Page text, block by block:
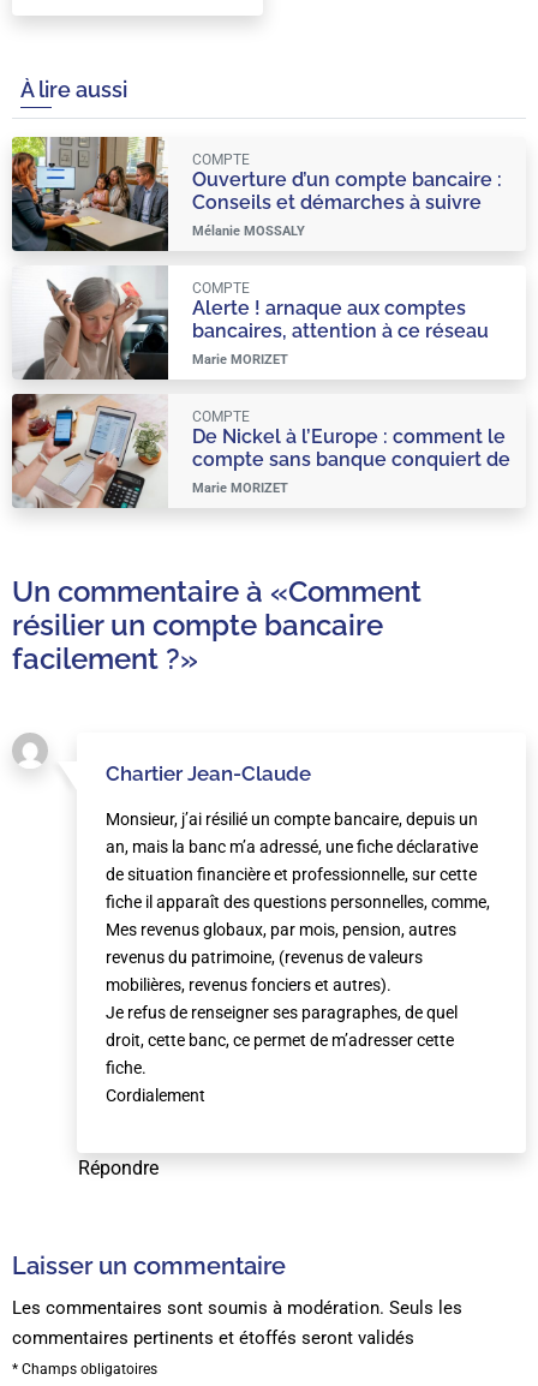
À lire aussi
Ouverture d’un compte bancaire :
Conseils et démarches à suivre
COMPTE
Mélanie MOSSALY
Alerte ! arnaque aux comptes
bancaires, attention à ce réseau
organisé et très viral
COMPTE
Marie MORIZET
De Nickel à l’Europe : comment le
compte sans banque conquiert de
nouveaux horizons en France !
COMPTE
Marie MORIZET
Un commentaire à «Comment
résilier un compte bancaire
facilement ?»
Chartier Jean-Claude
Monsieur, j’ai résilié un compte bancaire, depuis un
an, mais la banc m’a adressé, une fiche déclarative
de situation financière et professionnelle, sur cette
fiche il apparaît des questions personnelles, comme,
Mes revenus globaux, par mois, pension, autres
revenus du patrimoine, (revenus de valeurs
mobilières, revenus fonciers et autres).
Je refus de renseigner ses paragraphes, de quel
droit, cette banc, ce permet de m’adresser cette
fiche.
Cordialement
Répondre
Laisser un commentaire
Les commentaires sont soumis à modération. Seuls les
commentaires pertinents et étoffés seront validés
* Champs obligatoires